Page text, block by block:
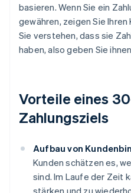
basieren. Wenn Sie ein
gewähren, zeigen Sie Ihren
Sie verstehen, dass sie
haben, also geben Sie
Vorteile eines
Zahlungsziels
Aufbau von
Kunden schätzen es,
sind. Im Laufe der Zeit